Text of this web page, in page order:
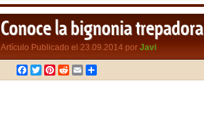
Conoce la bignonia trepadora
Artículo Publicado el 23.09.2014 por Javi
Facebook
TwitterPinterest
RedditEmail